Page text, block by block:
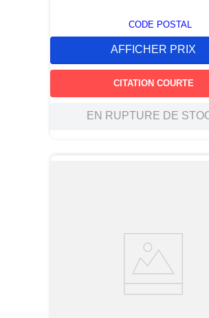
CODE POSTAL
AFFICHER PRIX
CITATION COURTE
EN RUPTURE DE